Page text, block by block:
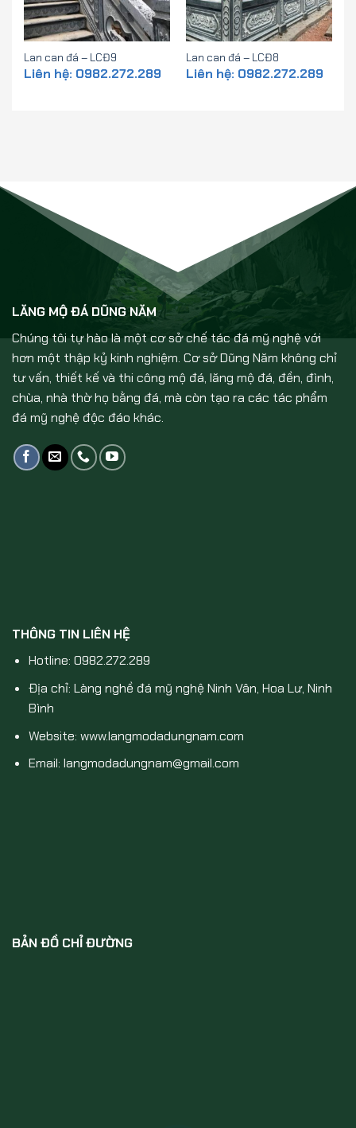
Lan can đá – LCĐ9
Liên hệ: 0982.272.289
Lan can đá – LCĐ8
Liên hệ: 0982.272.289
LĂNG MỘ ĐÁ DŨNG NĂM
Chúng tôi tự hào là một cơ sở chế tác đá mỹ nghệ với
hơn một thập kỷ kinh nghiệm. Cơ sở Dũng Năm không chỉ
tư vấn, thiết kế và thi công mộ đá, lăng mộ đá, đền, đình,
chùa, nhà thờ họ bằng đá, mà còn tạo ra các tác phẩm
đá mỹ nghệ độc đáo khác.
THÔNG TIN LIÊN HỆ
Hotline: 0982.272.289
Địa chỉ: Làng nghề đá mỹ nghệ Ninh Vân, Hoa Lư, Ninh
Bình
Website: www.langmodadungnam.com
Email: langmodadungnam@gmail.com
BẢN ĐỒ CHỈ ĐƯỜNG